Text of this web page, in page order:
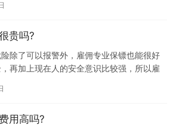
贵吗?
除了可以报警外，雇佣专业保镖也能很好
再加上现在人的安全意识比较强，所以雇
用高吗?